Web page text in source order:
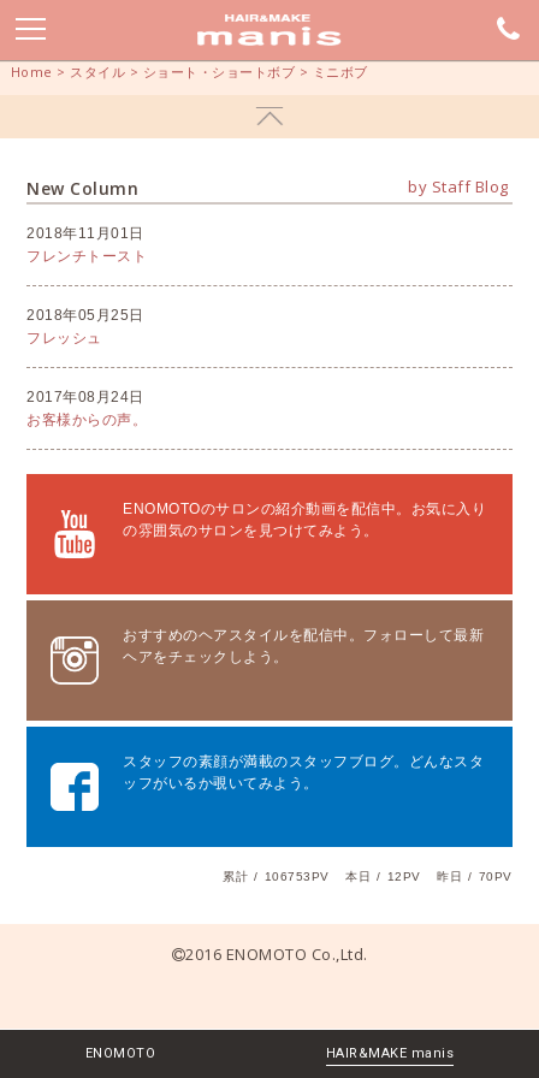
Home > スタイル > ショート・ショートボブ > ミニボブ
New Column
2018年11月01日
フレンチトースト
2018年05月25日
フレッシュ
2017年08月24日
お客様からの声。
by Staff Blog
ENOMOTOのサロンの紹介動画を配信中。お気に入り
の雰囲気のサロンを見つけてみよう。
おすすめのヘアスタイルを配信中。フォローして最新
ヘアをチェックしよう。
スタッフの素顔が満載のスタッフブログ。どんなスタ
ッフがいるか覗いてみよう。
累計 / 106753PV 本日 / 12PV 昨日 / 70PV
2016 ENOMOTO Co.,Ltd.
ENOMOTO HAIR&MAKE manis